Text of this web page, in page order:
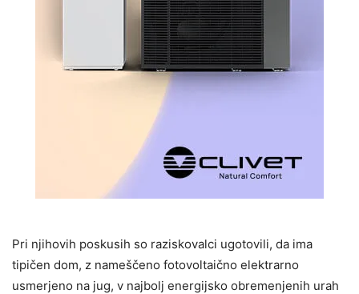
Pri njihovih poskusih so raziskovalci ugotovili, da ima
tipičen dom, z nameščeno fotovoltaično elektrarno
usmerjeno na jug, v najbolj energijsko obremenjenih urah